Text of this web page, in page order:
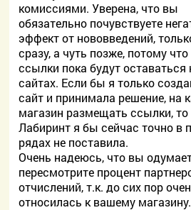
комиссиями. Уверена, что вы
обязательно почувствуете
эффект от нововведений,
сразу, а чуть позже, потому
ссылки пока будут оставаться
сайтах. Если бы я только
сайт и принимала решение, на
магазин размещать ссылки, то
Лабиринт я бы сейчас точно в
рядах не поставила.
Очень надеюсь, что вы
пересмотрите процент
отчислений, т.к. до сих пор
относилась к вашему магазину.